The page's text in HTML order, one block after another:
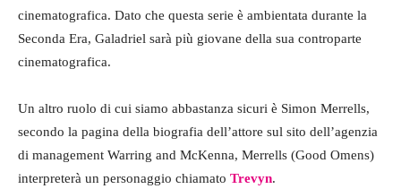
cinematografica. Dato che questa serie è ambientata durante la
Seconda Era, Galadriel sarà più giovane della sua controparte
cinematografica.
Un altro ruolo di cui siamo abbastanza sicuri è Simon Merrells,
secondo la pagina della biografia dell’attore sul sito dell’agenzia
di management Warring and McKenna, Merrells (Good Omens)
interpreterà un personaggio chiamato Trevyn.